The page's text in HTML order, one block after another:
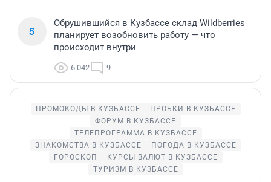
5
Обрушившийся в Кузбассе склад Wildberries
планирует возобновить работу — что
происходит внутри
6 042 9
ПРОМОКОДЫ В КУЗБАССЕ
ПРОБКИ В КУЗБАССЕ
ФОРУМ В КУЗБАССЕ
ТЕЛЕПРОГРАММА В КУЗБАССЕ
ЗНАКОМСТВА В КУЗБАССЕ
ПОГОДА В КУЗБАССЕ
ГОРОСКОП
КУРСЫ ВАЛЮТ В КУЗБАССЕ
ТУРИЗМ В КУЗБАССЕ